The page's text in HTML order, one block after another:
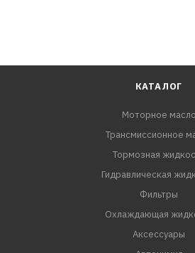
КАТАЛОГ
Моторное масло
Трансмиссионное
Тормозная
Гидравлическая
Фильтры
Охлаждающая
Аксессуары